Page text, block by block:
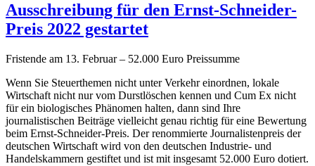
Ausschreibung für den Ernst-Schneider-
Preis 2022 gestartet
Fristende am 13. Februar – 52.000 Euro Preissumme
Wenn Sie Steuerthemen nicht unter Verkehr einordnen, lokale
Wirtschaft nicht nur vom Durstlöschen kennen und Cum Ex nicht
für ein biologisches Phänomen halten, dann sind Ihre
journalistischen Beiträge vielleicht genau richtig für eine Bewertung
beim Ernst-Schneider-Preis. Der renommierte Journalistenpreis der
deutschen Wirtschaft wird von den deutschen Industrie- und
Handelskammern gestiftet und ist mit insgesamt 52.000 Euro dotiert.